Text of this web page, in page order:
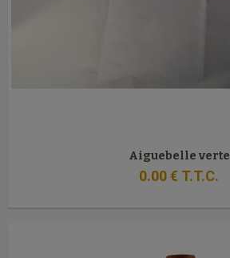
Aiguebelle verte
0.00€ T.T.C.